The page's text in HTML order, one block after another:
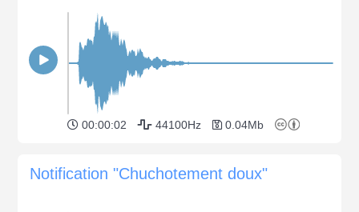
00:00:02 44100Hz 0.04Mb
Notification "Chuchotement doux"